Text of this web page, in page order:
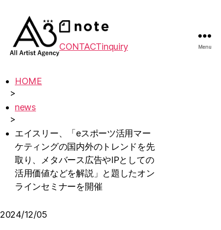
CONTACTinquiry Menu
HOME
>
news
>
エイスリー、「eスポーツ活用マー
ケティングの国内外のトレンドを先
取り、メタバース広告やIPとしての
活用価値などを解説」と題したオン
ラインセミナーを開催
2024/12/05